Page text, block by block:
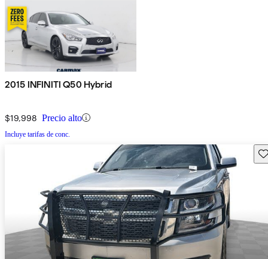
2015 INFINITI Q50 Hybrid
$19,998 Precio alto
Incluye tarifas de conc.